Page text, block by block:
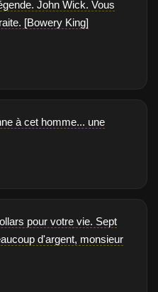
John Wick. Vous
[Bowery King]
à cet homme... une
pour votre vie. Sept
d'argent, monsieur